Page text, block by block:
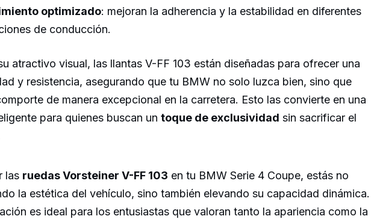
optimizado: mejoran la adherencia y la estabilidad en diferentes
de conducción.
atractivo visual, las llantas V-FF 103 están diseñadas para ofrecer una
y resistencia, asegurando que tu BMW no solo luzca bien, sino que
de manera excepcional en la carretera. Esto las convierte en una
para quienes buscan un toque de exclusividad sin sacrificar el
las ruedas Vorsteiner V-FF 103 en tu BMW Serie 4 Coupe, estás no
la estética del vehículo, sino también elevando su capacidad dinámica.
es ideal para los entusiastas que valoran tanto la apariencia como la